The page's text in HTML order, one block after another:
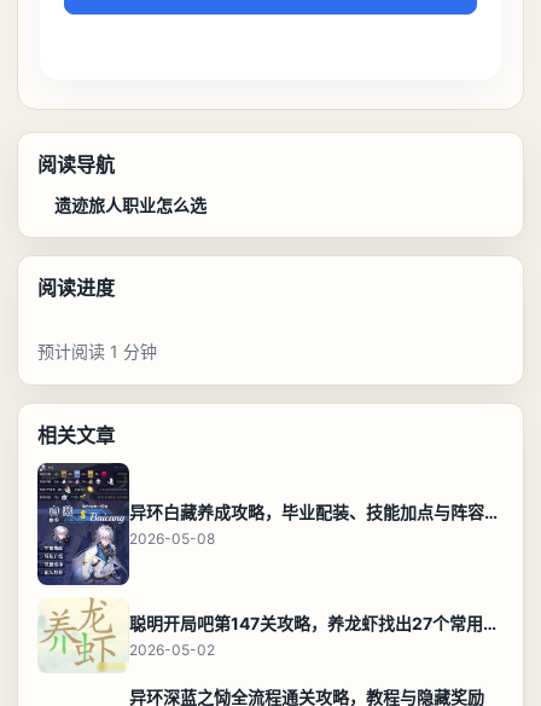
阅读导航
遗迹旅人职业怎么选
阅读进度
预计阅读 1 分钟
相关文章
异环白藏养成攻略，毕业配装、技能加点与阵容搭配保姆级解析
2026-05-08
聪明开局吧第147关攻略，养龙虾找出27个常用字通关答案
2026-05-02
异环深蓝之恸全流程通关攻略，教程与隐藏奖励